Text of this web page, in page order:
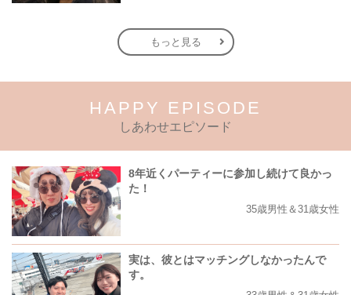
もっと見る
HAPPY EPISODE
しあわせエピソード
8年近くパーティーに参加し続けて良かっ
た！
35歳男性＆31歳女性
実は、彼とはマッチングしなかったんで
す。